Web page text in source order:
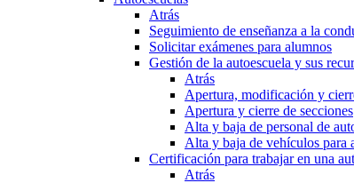
Atrás
Seguimiento de enseñanza a la
Solicitar exámenes para alumnos
Gestión de la autoescuela y sus
Atrás
Apertura, modificación y
Apertura y cierre de secciones
Alta y baja de personal de
Alta y baja de vehículos para
Certificación para trabajar en una
Atrás